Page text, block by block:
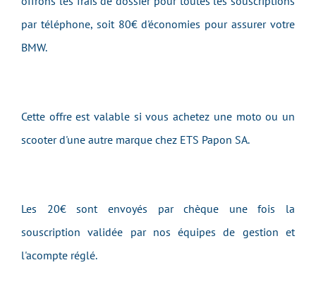
par téléphone, soit 80€ d'économies pour assurer votre
BMW.
Cette offre est valable si vous achetez une moto ou un
scooter d'une autre marque chez ETS Papon SA.
Les 20€ sont envoyés par chèque une fois la
souscription validée par nos équipes de gestion et
l'acompte réglé.